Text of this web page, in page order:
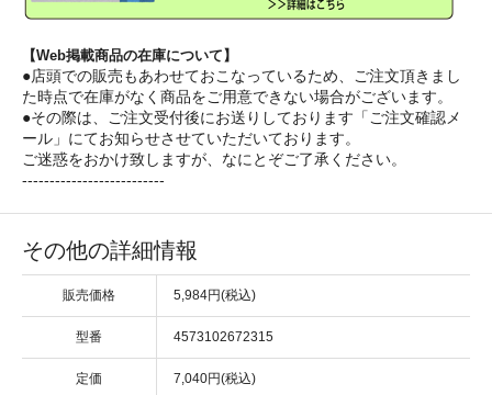
【Web掲載商品の在庫について】
●店頭での販売もあわせておこなっているため、ご注文頂きまし
た時点で在庫がなく商品をご用意できない場合がございます。
●その際は、ご注文受付後にお送りしております「ご注文確認メ
ール」にてお知らせさせていただいております。
ご迷惑をおかけ致しますが、なにとぞご了承ください。
--------------------------
その他の詳細情報
販売価格 5,984円(税込)
型番 4573102672315
定価 7,040円(税込)